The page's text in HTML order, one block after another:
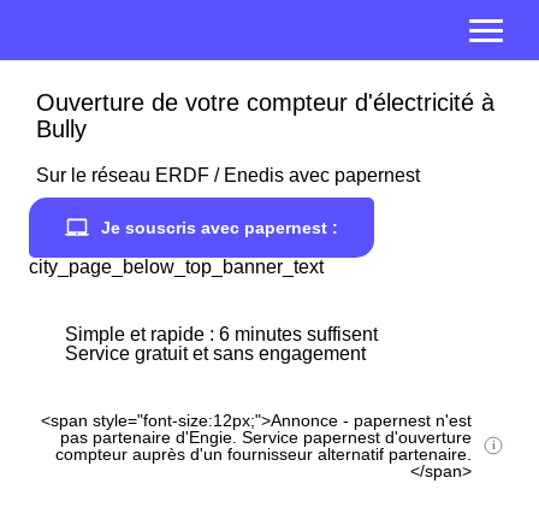
Ouverture de votre compteur d'électricité à
Bully
Sur le réseau ERDF / Enedis avec papernest
Je souscris avec papernest :
city_page_below_top_banner_text
Simple et rapide : 6 minutes suffisent
Service gratuit et sans engagement
<span style="font-size:12px;">Annonce - papernest n'est
pas partenaire d'Engie. Service papernest d'ouverture
compteur auprès d'un fournisseur alternatif partenaire.
</span>